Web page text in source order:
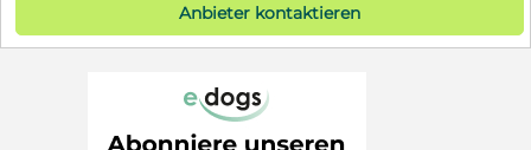
Anbieter kontaktieren